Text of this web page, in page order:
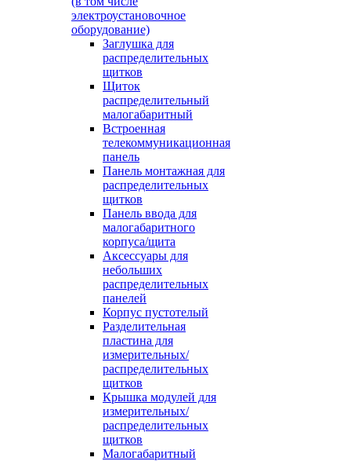
электроустановочное
оборудование)
Заглушка для
распределительных
щитков
Щиток
распределительный
малогабаритный
Встроенная
телекоммуникационная
панель
Панель монтажная для
распределительных
щитков
Панель ввода для
малогабаритного
корпуса/щита
Аксессуары для
небольших
распределительных
панелей
Корпус пустотелый
Разделительная
пластина для
измерительных/
распределительных
щитков
Крышка модулей для
измерительных/
распределительных
щитков
Малогабаритный